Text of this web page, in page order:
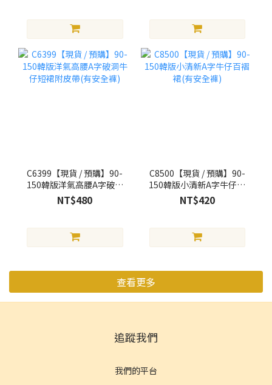
C6399【現貨 / 預購】90-
150韓版洋氣高腰A字破洞
牛仔短裙附皮帶(有安全褲)
NT$480
C8500【現貨 / 預購】90-
150韓版小清新A字牛仔百
褶裙(有安全褲)
NT$420
查看更多
追蹤我們
我們的平台